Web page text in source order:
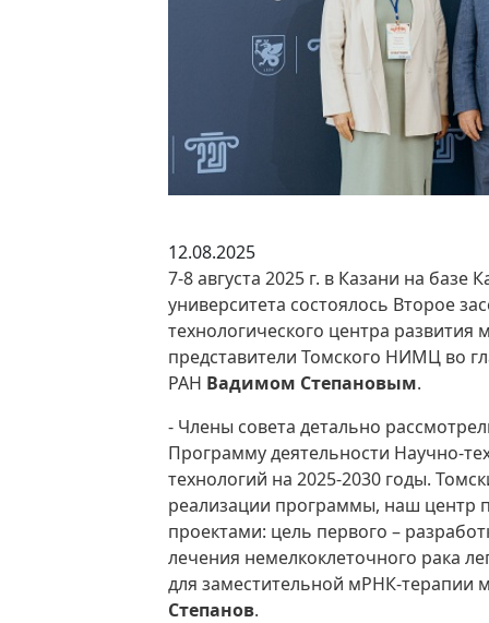
12.08.2025
7-8 августа 2025 г. в Казани на
университета состоялось Второе
технологического центра развития
представители Томского НИМЦ во
РАН Вадимом Степановым.
- Члены совета детально
Программу деятельности Научно-
технологий на 2025-2030 годы.
реализации программы, наш центр
проектами: цель первого –
лечения немелкоклеточного рака
для заместительной мРНК-терапии
Степанов.